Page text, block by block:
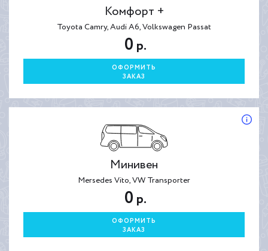
Комфорт +
Toyota Camry, Audi A6, Volkswagen Passat
0 р.
ОФОРМИТЬ
ЗАКАЗ
Минивен
Mersedes Vito, VW Transporter
0 р.
ОФОРМИТЬ
ЗАКАЗ